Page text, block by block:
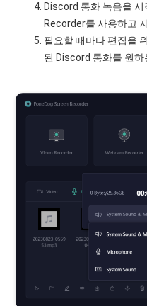
Discord 통화 녹음을
Recorder를 사용하고
필요할 때마다 편집을
된 Discord 통화를 원